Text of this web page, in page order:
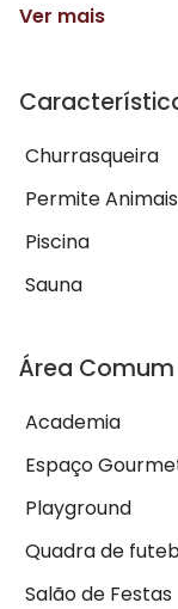
Ver mais
Churrasqueira
Permite Animais
Piscina
Sauna
Área Comum
Academia
Espaço
Playground
Quadra de
Salão de Festas